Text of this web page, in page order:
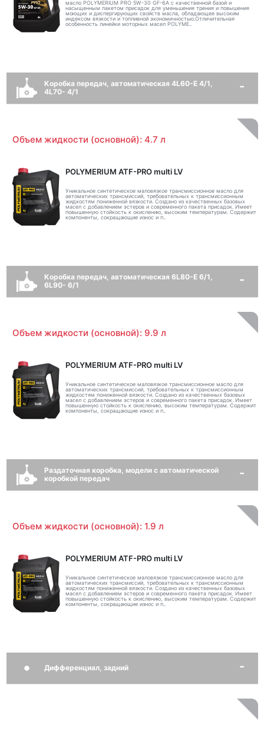
масло POLYMERIUM PRO 5W-30 GF-6A с качественной базой и
насыщенным пакетом присадок для уменьшения трения и повышения
моющих и диспергирующих свойств масла, обладающее высоким
индексом вязкости и топливной экономичностью.Отличительная
особенность линейки моторных масел POLYME..
Коробка передач, автоматическая 4L60-E 4/1,
4L70- 4/1
Объем жидкости (основной): 4.7 л
POLYMERIUM ATF-PRO multi LV
Уникальное синтетическое маловязкое трансмиссионное масло для
автоматических трансмиссий, требовательных к трансмиссионным
жидкостям пониженной вязкости. Создано из качественных базовых
масел с добавлением эстеров и современного пакета присадок. Имеет
повышенную стойкость к окислению, высоким температурам. Содержит
компоненты, сокращающие износ и п..
Коробка передач, автоматическая 6L80-E 6/1,
6L90- 6/1
Объем жидкости (основной): 9.9 л
POLYMERIUM ATF-PRO multi LV
Уникальное синтетическое маловязкое трансмиссионное масло для
автоматических трансмиссий, требовательных к трансмиссионным
жидкостям пониженной вязкости. Создано из качественных базовых
масел с добавлением эстеров и современного пакета присадок. Имеет
повышенную стойкость к окислению, высоким температурам. Содержит
компоненты, сокращающие износ и п..
Раздаточная коробка, модели с автоматической
коробкой передач
Объем жидкости (основной): 1.9 л
POLYMERIUM ATF-PRO multi LV
Уникальное синтетическое маловязкое трансмиссионное масло для
автоматических трансмиссий, требовательных к трансмиссионным
жидкостям пониженной вязкости. Создано из качественных базовых
масел с добавлением эстеров и современного пакета присадок. Имеет
повышенную стойкость к окислению, высоким температурам. Содержит
компоненты, сокращающие износ и п..
Дифференциал, задний